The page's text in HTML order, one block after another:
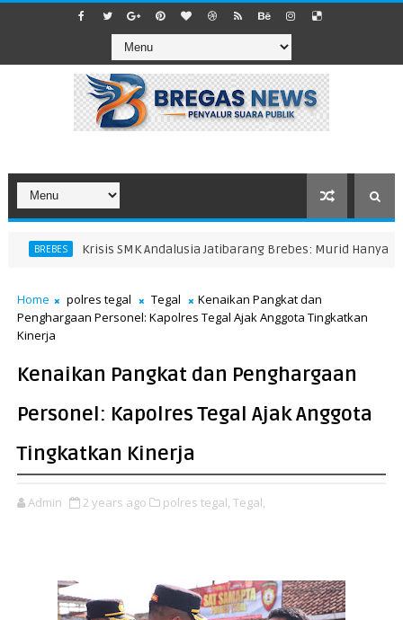
BREBES Krisis SMK Andalusia Jatibarang Brebes: Murid Hanya 11
Home polres tegal Tegal
Kenaikan Pangkat dan
Penghargaan Personel: Kapolres Tegal Ajak Anggota Tingkatkan
Kinerja
Kenaikan Pangkat dan Penghargaan
Personel: Kapolres Tegal Ajak Anggota
Tingkatkan Kinerja
Admin 2 years ago polres tegal, Tegal,